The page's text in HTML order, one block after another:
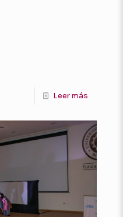
Leer más